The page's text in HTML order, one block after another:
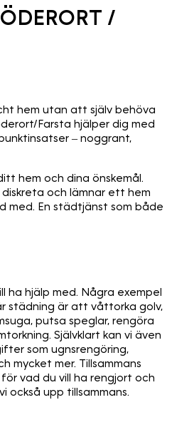
/
hem utan att själv behöva
Farsta hjälper dig med
– noggrant,
hem och dina önskemål.
och lämnar ett hem
med. En städtjänst som både
ha hjälp med. Några exempel
städning är att våttorka golv,
putsa speglar, rengöra
Självklart kan vi även
som ugnsrengöring,
mycket mer. Tillsammans
vad du vill ha rengjort och
upp tillsammans.